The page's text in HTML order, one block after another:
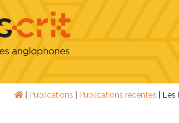
Publications Publications récentes Les